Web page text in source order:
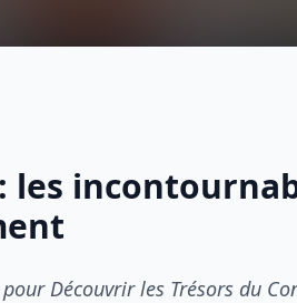
les
Découvrir les Trésors du